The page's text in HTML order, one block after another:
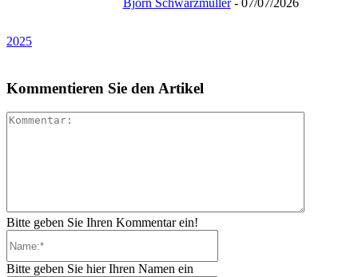
2025
Björn Schwarzmüller - 07/07/2026
Kommentieren Sie den Artikel
Bitte geben Sie Ihren Kommentar ein!
Bitte geben Sie hier Ihren Namen ein